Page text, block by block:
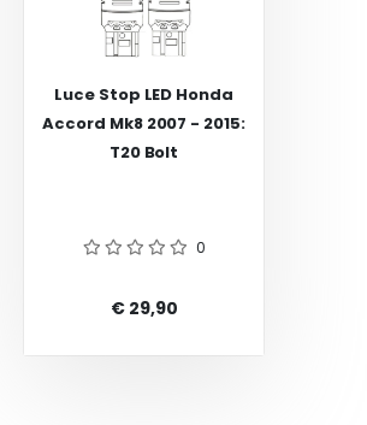
Luce Stop LED Honda
Accord Mk8 2007 - 2015:
T20 Bolt
0
€ 29,90